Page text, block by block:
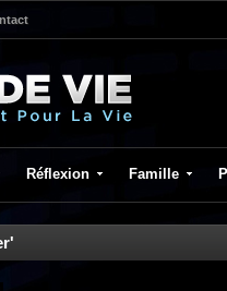
Réflexion Famille